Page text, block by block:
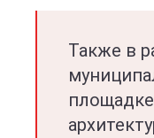
Также в